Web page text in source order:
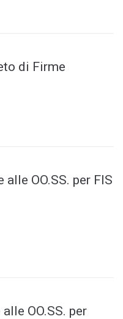
di Firme
OO.SS. per FIS
OO.SS. per